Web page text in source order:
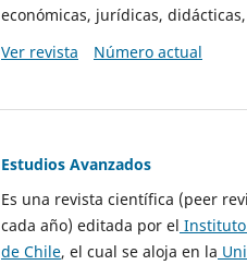
económicas, jurídicas,
Ver revista
Número actual
Estudios Avanzados
Es una revista científica (peer
cada año) editada por el Instituto
de Chile, el cual se aloja en la